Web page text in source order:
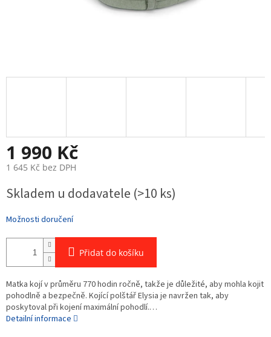
1 990 Kč
1 645 Kč bez DPH
cena:
Skladem u dodavatele (>10 ks)
Možnosti doručení
Přidat do košíku
Matka kojí v průměru 770 hodin ročně, takže je důležité, aby mohla kojit
pohodlně a bezpečně. Kojící polštář Elysia je navržen tak, aby
poskytoval při kojení maximální pohodlí.…
Detailní informace